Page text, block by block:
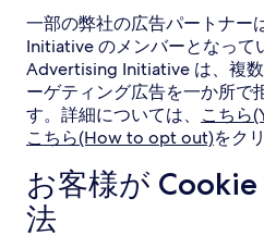
一部の弊社の広告パートナ
Initiative のメンバーとなっ
Advertising Initiative は、複
ーゲティング広告を一か所で
す。詳細については、 こちら
こちら(How to opt out)をク
お客様が
法